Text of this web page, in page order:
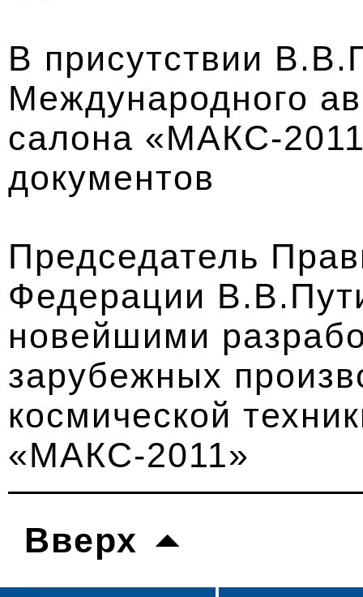
В присутствии
Международного
салона «МАКС-
документов
Председатель
Федерации
новейшими
зарубежных
космической
«МАКС-2011»
Вверх